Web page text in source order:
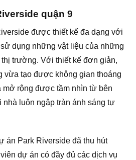
quận 9
được thiết kế đa dạng với
dụng những vật liệu của những
trường. Với thiết kế đơn giản,
vừa tạo được không gian thoáng
mở rộng được tầm nhìn từ bên
nhà luôn ngập tràn ánh sáng tự
án Park Riverside đã thu hút
dự án có đầy đủ các dịch vụ